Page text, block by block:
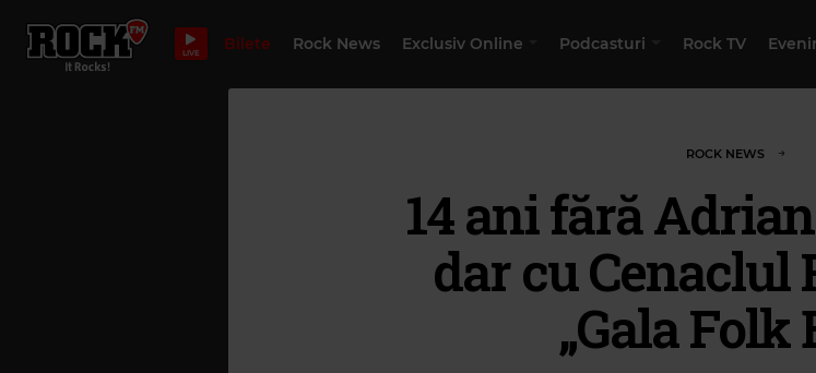
LIVE Bilete Rock News Exclusiv Online Podcasturi Rock TV
ROCK NEWS
14 ani fără
dar cu Cenaclul
„Gala Folk